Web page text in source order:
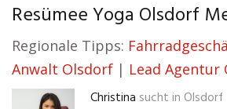
Resümee Yoga Olsdorf
Regionale Tipps:
Anwalt Olsdorf | Lead Agentur
Christina sucht in Olsdorf